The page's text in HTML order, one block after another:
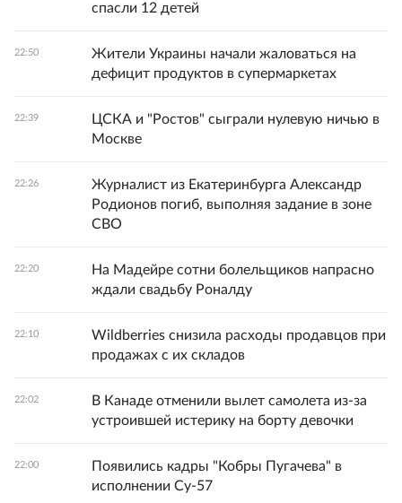
спасли 12 детей
22:50
Жители Украины начали жаловаться на
дефицит продуктов в супермаркетах
22:39
ЦСКА и "Ростов" сыграли нулевую ничью в
Москве
22:26
Журналист из Екатеринбурга Александр
Родионов погиб, выполняя задание в зоне
СВО
22:20
На Мадейре сотни болельщиков напрасно
ждали свадьбу Роналду
22:10
Wildberries снизила расходы продавцов при
продажах с их складов
22:02
В Канаде отменили вылет самолета из-за
устроившей истерику на борту девочки
22:00
Появились кадры "Кобры Пугачева" в
исполнении Су-57